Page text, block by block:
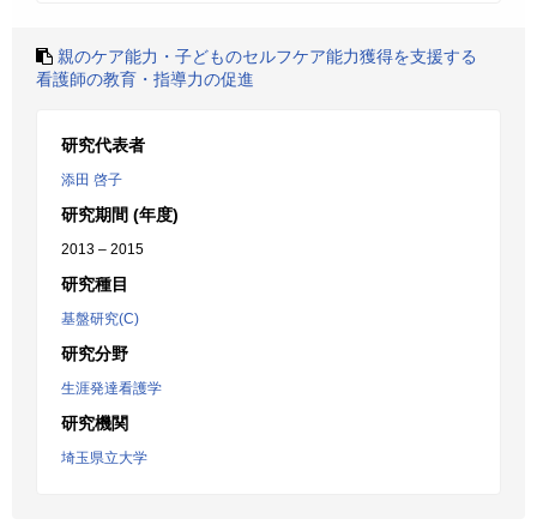
親のケア能力・子どものセルフケア能力獲得を支援する
看護師の教育・指導力の促進
研究代表者
添田 啓子
研究期間 (年度)
2013 – 2015
研究種目
基盤研究(C)
研究分野
生涯発達看護学
研究機関
埼玉県立大学